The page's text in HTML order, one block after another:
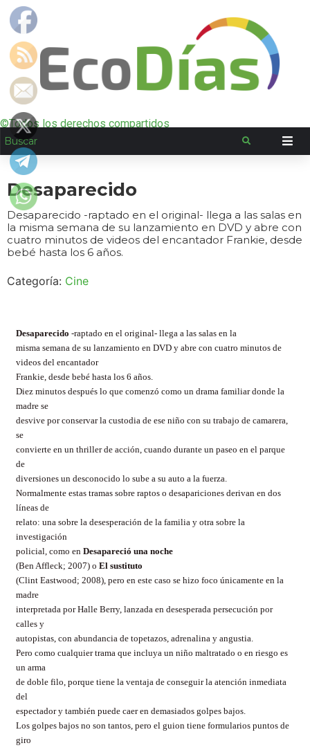
©Todos los derechos compartidos
Desaparecido
Desaparecido -raptado en el original- llega a las salas en
la misma semana de su lanzamiento en DVD y abre con
cuatro minutos de videos del encantador Frankie, desde
bebé hasta los 6 años.
Categoría: Cine
Desaparecido -raptado en el original- llega a las salas en la
misma semana de su lanzamiento en DVD y abre con cuatro minutos de
videos del encantador
Frankie, desde bebé hasta los 6 años.
Diez minutos después lo que comenzó como un drama familiar donde la
madre se
desvive por conservar la custodia de ese niño con su trabajo de camarera,
se
convierte en un thriller de acción, cuando durante un paseo en el parque
de
diversiones un desconocido lo sube a su auto a la fuerza.
Normalmente estas tramas sobre raptos o desapariciones derivan en dos
líneas de
relato: una sobre la desesperación de la familia y otra sobre la
investigación
policial, como en Desapareció una noche
(Ben Affleck; 2007) o El sustituto
(Clint Eastwood; 2008), pero en este caso se hizo foco únicamente en la
madre
interpretada por Halle Berry, lanzada en desesperada persecución por
calles y
autopistas, con abundancia de topetazos, adrenalina y angustia.
Pero como cualquier trama que incluya un niño maltratado o en riesgo es
un arma
de doble filo, porque tiene la ventaja de conseguir la atención inmediata
del
espectador y también puede caer en demasiados golpes bajos.
Los golpes bajos no son tantos, pero el guion tiene formularios puntos de
giro